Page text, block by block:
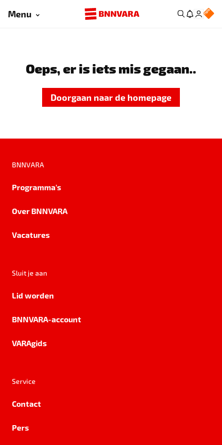
Menu
Oeps, er is iets mis gegaan..
Doorgaan naar de homepage
BNNVARA
Programma's
Over BNNVARA
Vacatures
Sluit je aan
Lid worden
BNNVARA-account
VARAgids
Service
Contact
Pers